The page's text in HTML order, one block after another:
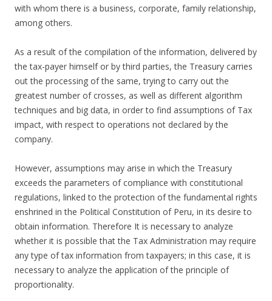
with whom there is a business, corporate, family relationship,
among others.
As a result of the compilation of the information, delivered by
the tax-payer himself or by third parties, the Treasury carries
out the processing of the same, trying to carry out the
greatest number of crosses, as well as different algorithm
techniques and big data, in order to find assumptions of Tax
impact, with respect to operations not declared by the
company.
However, assumptions may arise in which the Treasury
exceeds the parameters of compliance with constitutional
regulations, linked to the protection of the fundamental rights
enshrined in the Political Constitution of Peru, in its desire to
obtain information. Therefore It is necessary to analyze
whether it is possible that the Tax Administration may require
any type of tax information from taxpayers; in this case, it is
necessary to analyze the application of the principle of
proportionality.